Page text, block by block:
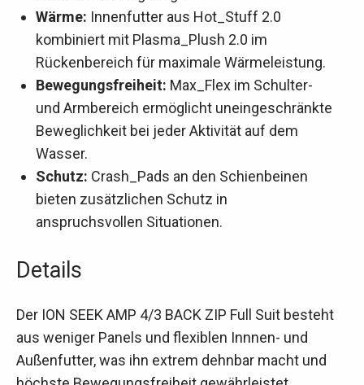
Wärme: Innenfutter aus Hot_Stuff 2.0
kombiniert mit Plasma_Plush 2.0 im
Rückenbereich für maximale Wärmeleistung.
Bewegungsfreiheit: Max_Flex im Schulter-
und Armbereich ermöglicht uneingeschränkte
Beweglichkeit bei jeder Aktivität auf dem
Wasser.
Schutz: Crash_Pads an den Schienbeinen
bieten zusätzlichen Schutz in
anspruchsvollen Situationen.
Details
Der ION SEEK AMP 4/3 BACK ZIP Full Suit besteht
aus weniger Panels und flexiblen Innnen- und
Außenfutter, was ihn extrem dehnbar macht und